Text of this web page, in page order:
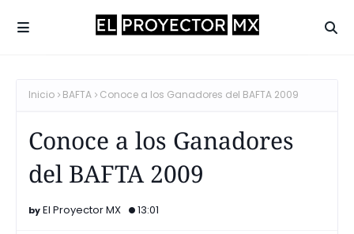
Inicio BAFTA Conoce a los Ganadores del BAFTA 2009
Conoce a los Ganadores
del BAFTA 2009
El Proyector MX 13:01